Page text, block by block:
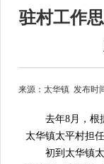
驻村工作
来源：太华镇 发布时
去年8月，根据
太华镇太平村担
初到太华镇太